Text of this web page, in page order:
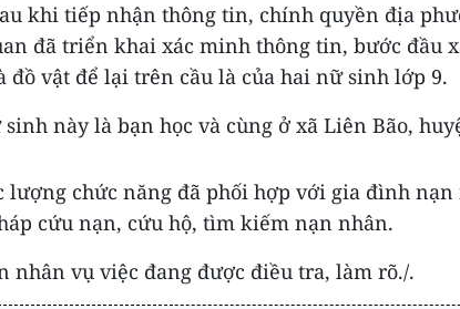
khi tiếp nhận thông tin, chính quyền địa
đã triển khai xác minh thông tin, bước đầu
đồ vật để lại trên cầu là của hai nữ sinh lớp 9.
này là bạn học và cùng ở xã Liên Bão,
lượng chức năng đã phối hợp với gia đình
cứu nạn, cứu hộ, tìm kiếm nạn nhân.
nhân vụ việc đang được điều tra, làm rõ./.